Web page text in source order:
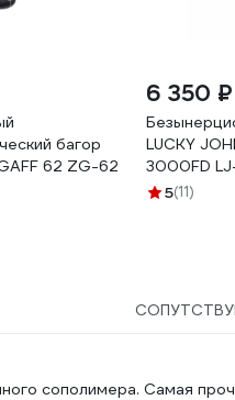
багор
62 ZG-62
6 350 ₽
LUCKY
3000FD
5(11)
сополимера. Самая